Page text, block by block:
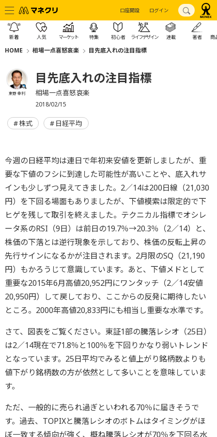
口座開設 ログイン
新着 人気 マーケット 特集 初心者 ライフデザイン 連載 著者 商
HOME 相場一点喜怒哀楽 目先底入れの注目指標
東野 幸利
目先底入れの注目指標
相場一点喜怒哀楽
2018/02/15
株式 日経平均
今週の日経平均は連日で年初来安値を更新しましたが、重
要な下値のフシに到達した可能性が高いことや、底入れサ
インも少しずつ見えてきました。2／14は200日線（21,030
円）を下回る場面もありましたが、下値模索は限定的で下
ヒゲを残して取引を終えました。テクニカル指標でオシレ
ータ系のRSI（9日）は前日の19.7％→20.3％（2／14）と、
株価の下落とは逆行現象を示しており、株価の反転上昇の
先行サインになるかが注目されます。2月限のSQ（21,190
円）もかろうじて意識しています。あと、下値メドとして
重要な2015年6月高値20,952円にワンタッチ（2／14安値
20,950円）して戻しており、ここからの反発に期待したい
ところ。2000年高値20,833円にも相当し重要な水準です。
さて、図表をご覧ください。東証1部の騰落レシオ（25日）
は2／14現在で71.8％と100％を下回りかなり弱いトレンド
となっています。25日平均でみると値上がり銘柄数よりも
値下がり銘柄数の方が依然として多いことを意味していま
す。
ただ、一般的に売られ過ぎといわれる70％に届きそうで
す。過去、TOPIXと騰落レシオのボトムはタイミングがほ
ぼ一致する傾向が強く、概ね騰落レシオが70％を下回る水